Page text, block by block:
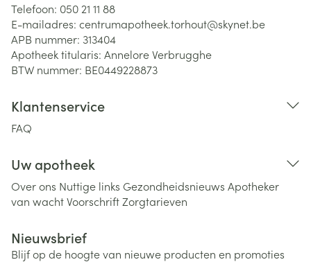
Telefoon: 050 21 11 88
E-mailadres: centrumapotheek.torhout@skynet.be
APB nummer: 313404
Apotheek titularis: Annelore Verbrugghe
BTW nummer: BE0449228873
Klantenservice
FAQ
Uw apotheek
Over ons Nuttige links Gezondheidsnieuws Apotheker
van wachtVoorschriftZorgtarieven
Nieuwsbrief
Blijf op de hoogte van nieuwe producten en promoties